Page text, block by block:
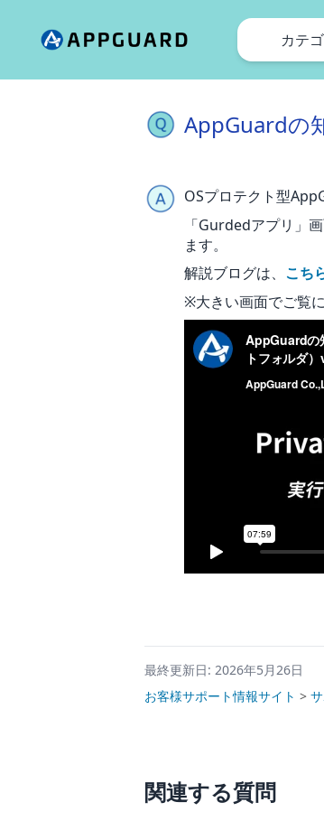
カテ
AppGuardの
OSプロテクト型
「Gurdedアプリ」
ます。
解説ブログは、 こち
※大きい画面でご覧
最終更新日: 2026年5月26日
お客様サポート情報サイト >
関連する質問